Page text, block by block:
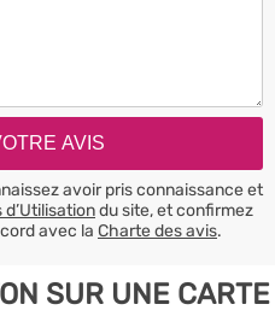
avoir pris connaissance et
du site, et confirmez
avec la Charte des avis.
SUR UNE CARTE